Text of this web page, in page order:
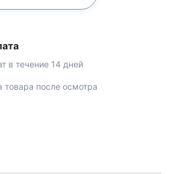
в течение 14 дней
товара после осмотра